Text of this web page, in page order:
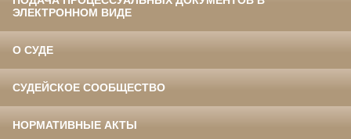
ЭЛЕКТРОННОМ ВИДЕ
О СУДЕ
СУДЕЙСКОЕ СООБЩЕСТВО
НОРМАТИВНЫЕ АКТЫ